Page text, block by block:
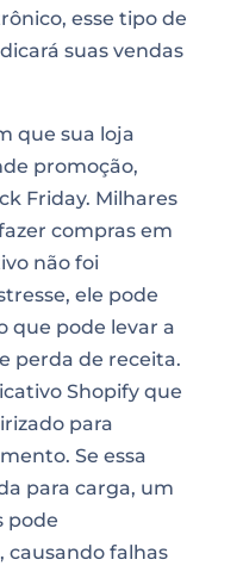
esse tipo de
suas vendas
que sua loja
promoção,
Friday. Milhares
compras em
não foi
ele pode
que pode levar a
perda de receita.
Shopify que
para
Se essa
para carga, um
pode
causando falhas